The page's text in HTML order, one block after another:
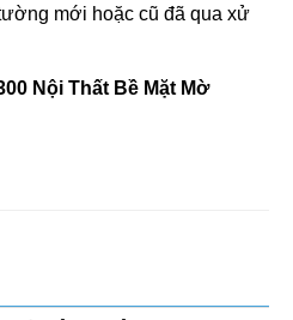
mới hoặc cũ đã qua xử
Nội Thất Bề Mặt Mờ